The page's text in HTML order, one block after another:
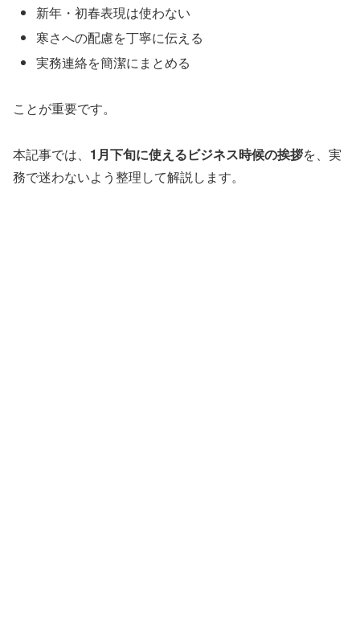
新年・初春表現は使わない
寒さへの配慮を丁寧に伝える
実務連絡を簡潔にまとめる
ことが重要です。
本記事では、 1月下旬に使えるビジネス時候の挨拶を、実
務で迷わないよう整理して解説します。